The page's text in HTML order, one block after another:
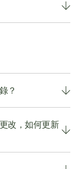
？
改，如何更新